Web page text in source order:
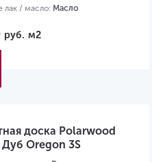
лак / масло: Масло
руб. м2
доска Polarwood
Дуб Oregon 3S